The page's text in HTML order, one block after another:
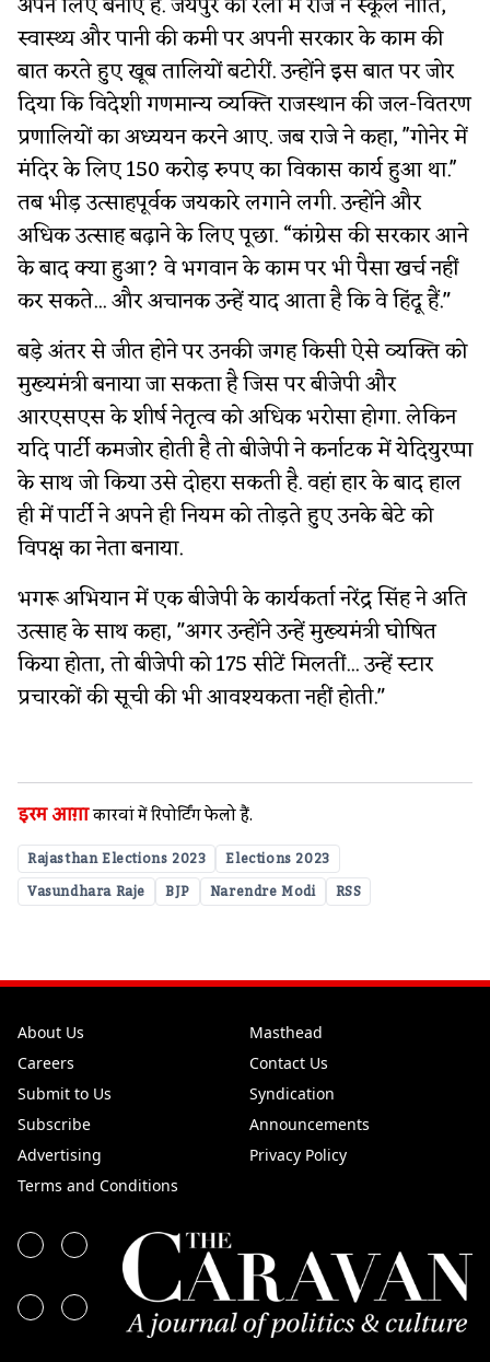
स्वास्थ्य और पानी की कमी पर अपनी सरकार के काम की
बात करते हुए खूब तालियों बटोरीं. उन्होंने इस बात पर जोर
दिया कि विदेशी गणमान्य व्यक्ति राजस्थान की जल-वितरण
प्रणालियों का अध्ययन करने आए. जब राजे ने कहा, ''गोनेर में
मंदिर के लिए 150 करोड़ रुपए का विकास कार्य हुआ था.''
तब भीड़ उत्साहपूर्वक जयकारे लगाने लगी. उन्होंने और
अधिक उत्साह बढ़ाने के लिए पूछा. “कांग्रेस की सरकार आने
के बाद क्या हुआ? वे भगवान के काम पर भी पैसा खर्च नहीं
कर सकते... और अचानक उन्हें याद आता है कि वे हिंदू हैं."
बड़े अंतर से जीत होने पर उनकी जगह किसी ऐसे व्यक्ति को
मुख्यमंत्री बनाया जा सकता है जिस पर बीजेपी और
आरएसएस के शीर्ष नेतृत्व को अधिक भरोसा होगा. लेकिन
यदि पार्टी कमजोर होती है तो बीजेपी ने कर्नाटक में येदियुरप्पा
के साथ जो किया उसे दोहरा सकती है. वहां हार के बाद हाल
ही में पार्टी ने अपने ही नियम को तोड़ते हुए उनके बेटे को
विपक्ष का नेता बनाया.
भगरू अभियान में एक बीजेपी के कार्यकर्ता नरेंद्र सिंह ने अति
उत्साह के साथ कहा, "अगर उन्होंने उन्हें मुख्यमंत्री घोषित
किया होता, तो बीजेपी को 175 सीटें मिलतीं... उन्हें स्टार
प्रचारकों की सूची की भी आवश्यकता नहीं होती."
इरम आग़ाकारवां में रिपोर्टिंग फेलो हैं.
Rajasthan Elections 2023
Elections 2023
Vasundhara Raje
BJP Narendre Modi RSS
About Us
Masthead
Careers
Contact Us
Submit to Us
Syndication
Subscribe
Announcements
Advertising
Privacy Policy
Terms and Conditions